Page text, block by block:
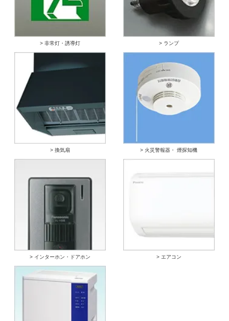
> 非常灯・誘導灯 > ランプ
> 換気扇 > 火災警報器・ 煙探知機
> インターホン・ドアホン > エアコン